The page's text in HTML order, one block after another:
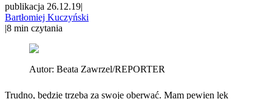
publikacja 26.12.19|
Bartłomiej Kuczyński
|8 min czytania
Autor: Beata Zawrzel/REPORTER
Trudno, będzie trzeba za swoje oberwać. Mam pewien lęk